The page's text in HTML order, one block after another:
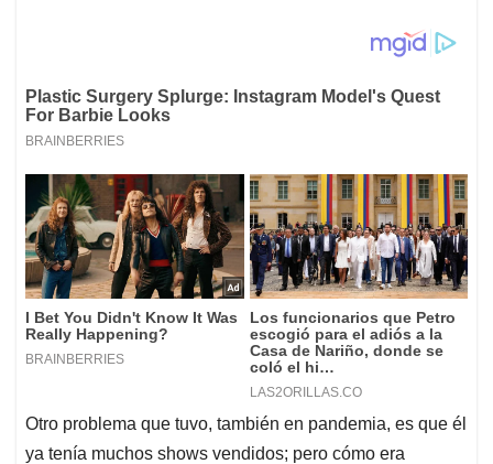
Otro problema que tuvo, también en pandemia, es que él
ya tenía muchos shows vendidos; pero cómo era